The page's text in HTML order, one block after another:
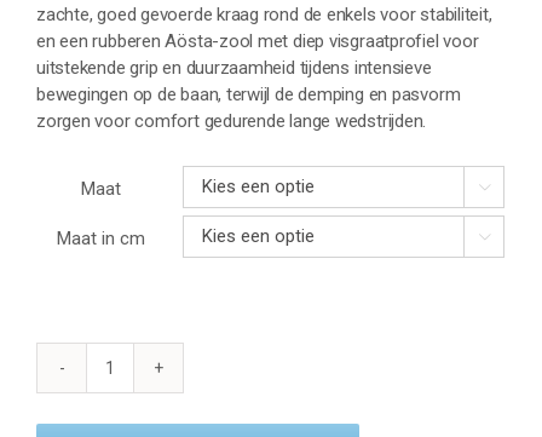
zachte, goed gevoerde kraag rond de enkels voor stabiliteit,
en een rubberen Aösta-zool met diep visgraatprofiel voor
uitstekende grip en duurzaamheid tijdens intensieve
bewegingen op de baan, terwijl de demping en pasvorm
zorgen voor comfort gedurende lange wedstrijden.
Maat 
Maat in cm 
K-